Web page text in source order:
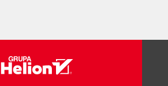
about?
Have your problems been solved